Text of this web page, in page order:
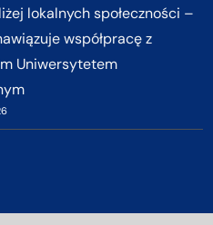
lokalnych społeczności –
współpracę z
Uniwersytetem